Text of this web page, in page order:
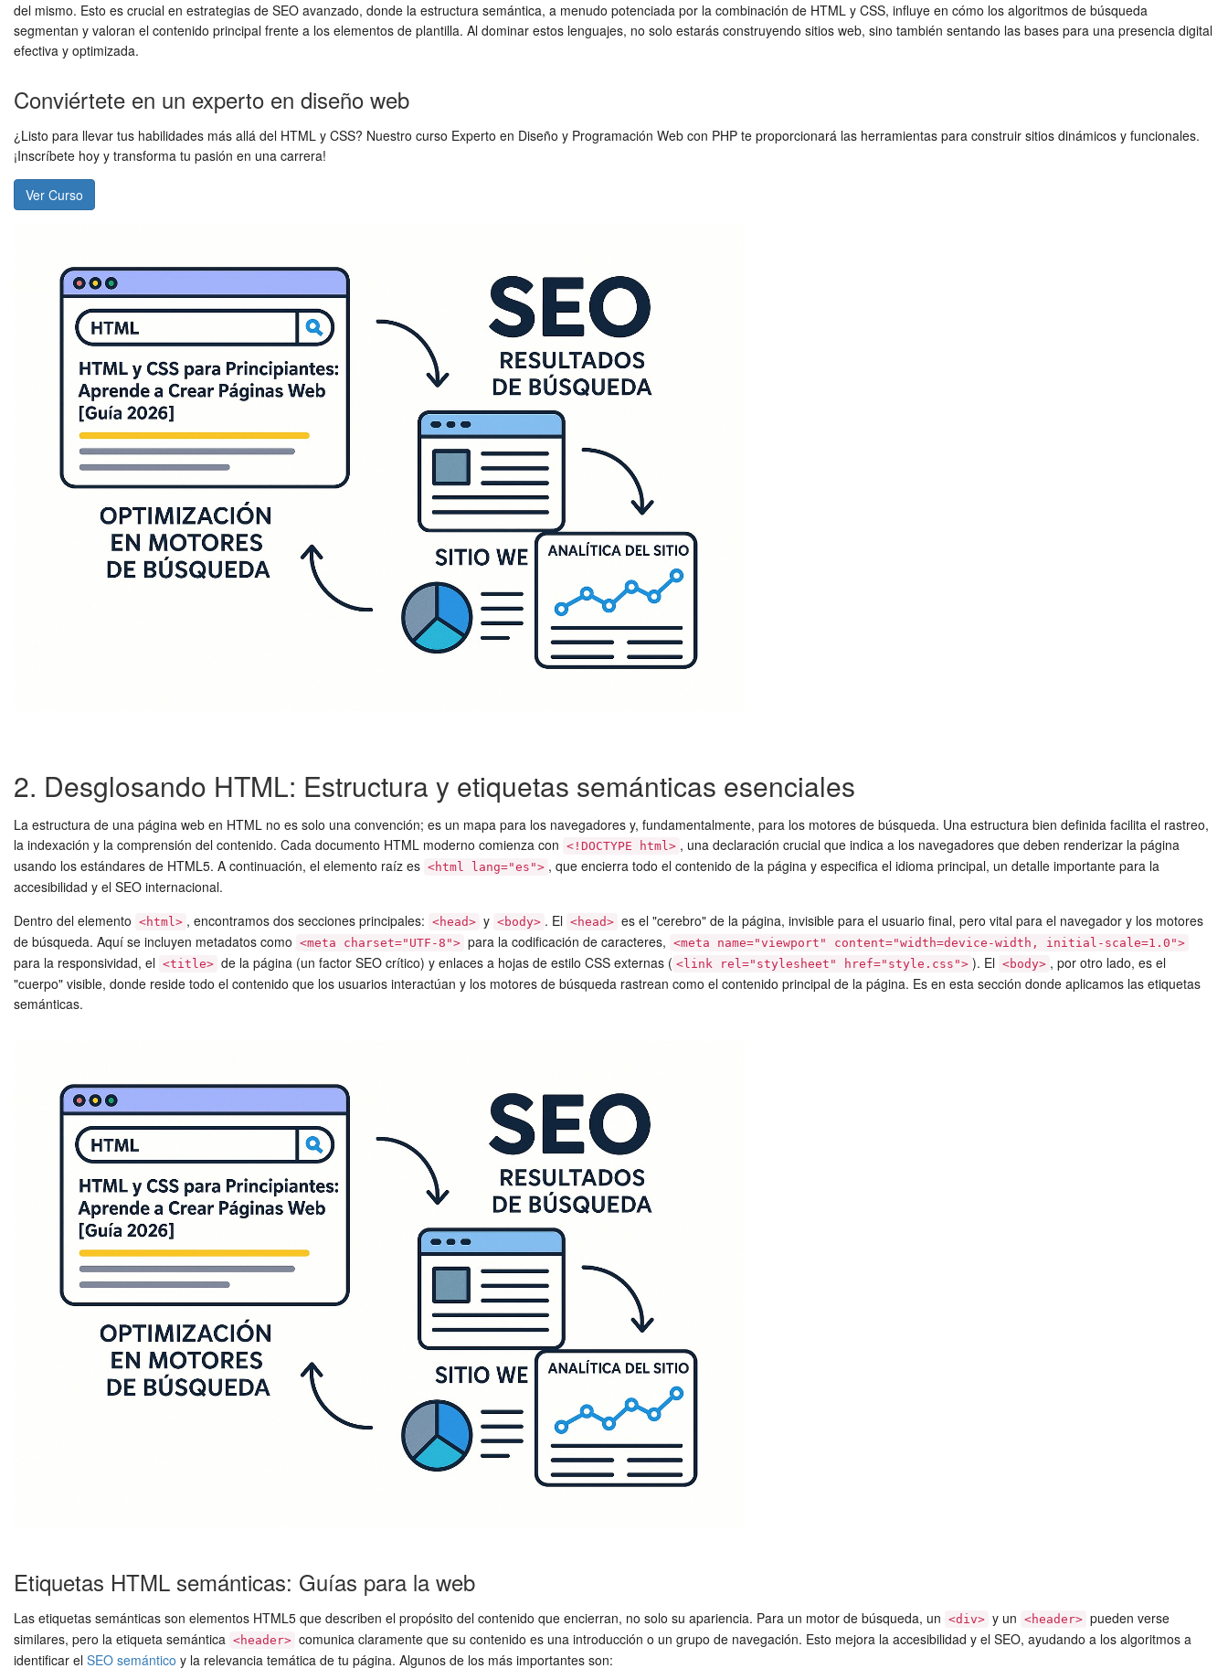
del mismo. Esto es crucial en estrategias de SEO avanzado, donde la estructura semántica, a menudo potenciada por la combinación de HTML y CSS, influye en cómo los algoritmos de búsqueda
segmentan y valoran el contenido principal frente a los elementos de plantilla. Al dominar estos lenguajes, no solo estarás construyendo sitios web, sino también sentando las bases para una presencia digital
efectiva y optimizada.
Conviértete en un experto en diseño web
¿Listo para llevar tus habilidades más allá del HTML y CSS? Nuestro curso Experto en Diseño y Programación Web con PHP te proporcionará las herramientas para construir sitios dinámicos y funcionales.
¡Inscríbete hoy y transforma tu pasión en una carrera!
Ver Curso
2. Desglosando HTML: Estructura y etiquetas semánticas esenciales
La estructura de una página web en HTML no es solo una convención; es un mapa para los navegadores y, fundamentalmente, para los motores de búsqueda. Una estructura bien definida facilita el rastreo,
la indexación y la comprensión del contenido. Cada documento HTML moderno comienza con <!DOCTYPE html> , una declaración crucial que indica a los navegadores que deben renderizar la página
usando los estándares de HTML5. A continuación, el elemento raíz es <html lang="es"> , que encierra todo el contenido de la página y especifica el idioma principal, un detalle importante para la
accesibilidad y el SEO internacional.
Dentro del elemento <html> , encontramos dos secciones principales: <head> y <body> . El <head> es el "cerebro" de la página, invisible para el usuario final, pero vital para el navegador y los motores
de búsqueda. Aquí se incluyen metadatos como <meta charset="UTF-8"> para la codificación de caracteres, <meta name="viewport" content="width=device-width, initial-scale=1.0">
para la responsividad, el <title> de la página (un factor SEO crítico) y enlaces a hojas de estilo CSS externas ( <link rel="stylesheet" href="style.css"> ). El <body> , por otro lado, es el
"cuerpo" visible, donde reside todo el contenido que los usuarios interactúan y los motores de búsqueda rastrean como el contenido principal de la página. Es en esta sección donde aplicamos las etiquetas
semánticas.
Etiquetas HTML semánticas: Guías para la web
Las etiquetas semánticas son elementos HTML5 que describen el propósito del contenido que encierran, no solo su apariencia. Para un motor de búsqueda, un <div> y un <header> pueden verse
similares, pero la etiqueta semántica <header> comunica claramente que su contenido es una introducción o un grupo de navegación. Esto mejora la accesibilidad y el SEO, ayudando a los algoritmos a
identificar el SEO semántico y la relevancia temática de tu página. Algunos de los más importantes son: